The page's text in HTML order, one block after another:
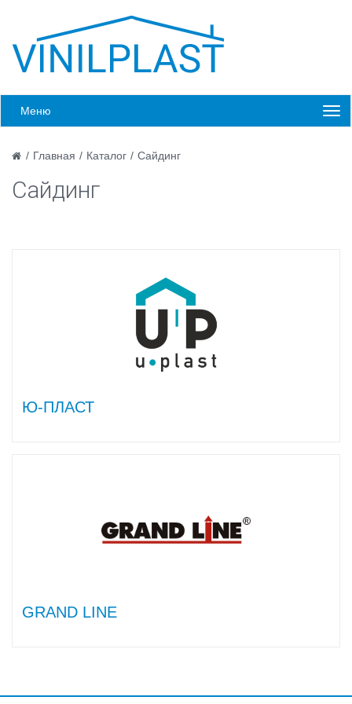
Меню
/ Главная / Каталог / Сайдинг
Сайдинг
Ю-ПЛАСТ
GRAND LINE